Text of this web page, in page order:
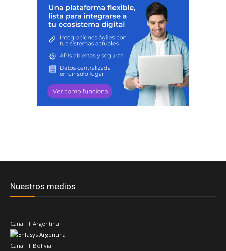
Nuestros medios
Canal IT Argentina
Canal IT Bolivia